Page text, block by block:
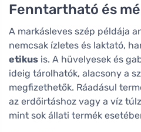
Fenntartható és
A markásleves szép példája
nemcsak ízletes és laktató,
etikus is. A hüvelyesek és
ideig tárolhatók, alacsony a
megfizethetők. Ráadásul
az erdőirtáshoz vagy a víz
mint sok állati termék